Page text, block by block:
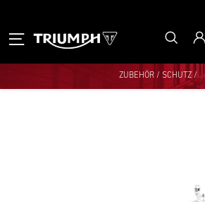
ZUBEHÖR / SCHUTZ /